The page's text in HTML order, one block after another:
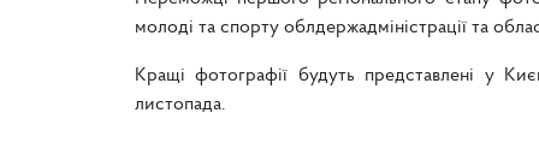
молоді та спорту облдержадміністрації та
Кращі фотографії будуть представлені у
листопада.